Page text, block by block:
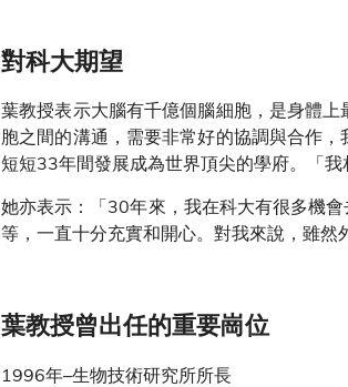
對科大期望
葉教授表示大腦有千億個腦細胞，是身體
胞之間的溝通，需要非常好的協調與合作
短短33年間發展成為世界頂尖的學府。「
她亦表示：「30年來，我在科大有很多機
等，一直十分充實和開心。對我來說，雖然
葉教授曾出任的重要崗位
1996年–生物技術研究所所長